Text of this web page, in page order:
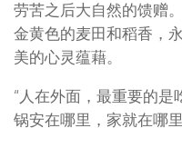
劳苦之后大自然的馈赠
金黄色的麦田和稻香，
美的心灵蕴藉。
“人在外面，最重要的
锅安在哪里，家就在哪